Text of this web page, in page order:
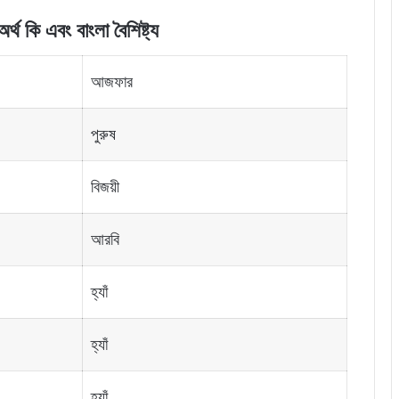
কি এবং বাংলা বৈশিষ্ট্য
আজফার
পুরুষ
বিজয়ী
আরবি
হ্যাঁ
হ্যাঁ